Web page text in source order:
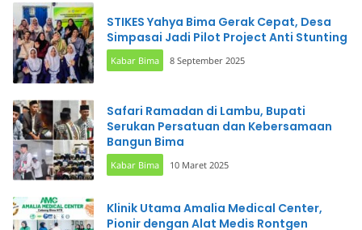
STIKES Yahya Bima Gerak Cepat, Desa
Simpasai Jadi Pilot Project Anti Stunting
Kabar Bima 8 September 2025
Safari Ramadan di Lambu, Bupati
Serukan Persatuan dan Kebersamaan
Bangun Bima
Kabar Bima 10 Maret 2025
Klinik Utama Amalia Medical Center,
Pionir dengan Alat Medis Rontgen